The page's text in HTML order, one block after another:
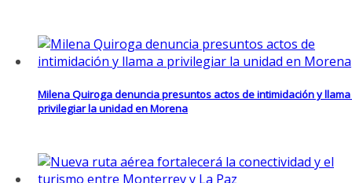
Milena Quiroga denuncia presuntos actos de intimidación y
privilegiar la unidad en Morena